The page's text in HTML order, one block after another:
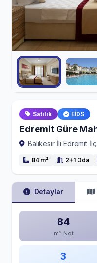
Satılık EİDS
Edremit Güre
Balıkesir İli Edremit
84 m² 2+1 Oda
Detaylar
84
m² Net
3